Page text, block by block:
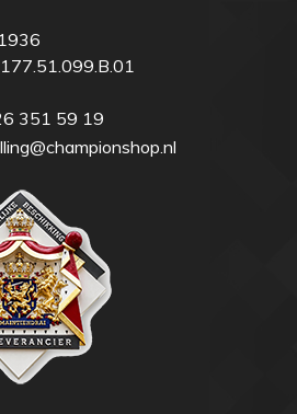
351 59 19